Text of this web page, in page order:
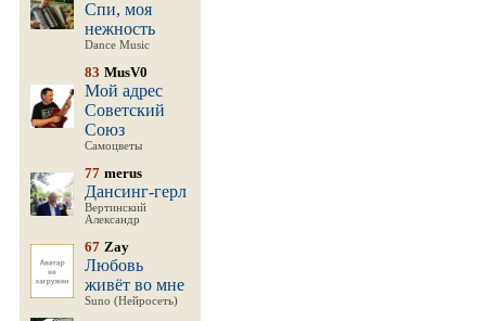
Спи, моя
нежность
Dance Music
83 MusV0
Мой адрес
Советский
Союз
Самоцветы
77 merus
Дансинг-герл
Вертинский
Александр
67 Zay
Любовь
живёт во мне
Suno (Нейросеть)